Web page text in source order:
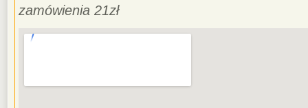
zamówienia 21zł